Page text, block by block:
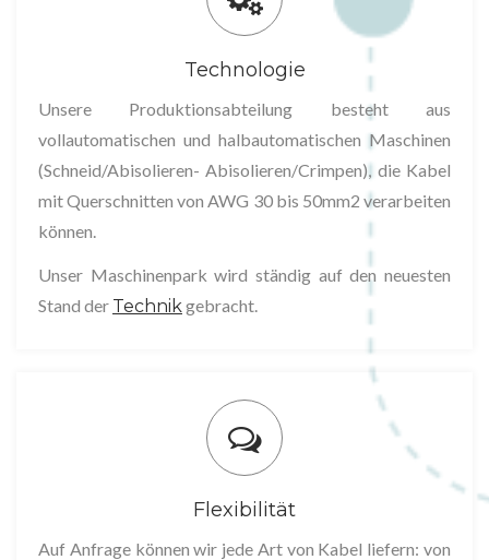
u
n
g
Technologie
Unsere Produktionsabteilung besteht aus
vollautomatischen und halbautomatischen Maschinen
(Schneid/Abisolieren- Abisolieren/Crimpen), die Kabel
mit Querschnitten von AWG 30 bis 50mm2 verarbeiten
können.
Unser Maschinenpark wird ständig auf den neuesten
Stand der Technik gebracht.
Flexibilität
Auf Anfrage können wir jede Art von Kabel liefern: von